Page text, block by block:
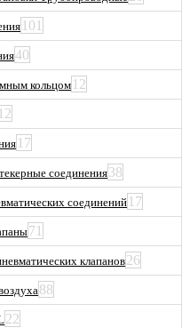
101
40
кольцом 12
12
17
соединения38
соединений17
71
клапанов26
88
22